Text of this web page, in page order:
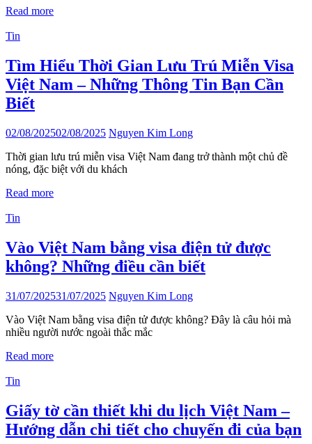
Read more
Tin
Tìm Hiểu Thời Gian Lưu Trú Miễn Visa
Việt Nam – Những Thông Tin Bạn Cần
Biết
02/08/202502/08/2025 Nguyen Kim Long
Thời gian lưu trú miễn visa Việt Nam đang trở thành một chủ đề
nóng, đặc biệt với du khách
Read more
Tin
Vào Việt Nam bằng visa điện tử được
không? Những điều cần biết
31/07/202531/07/2025 Nguyen Kim Long
Vào Việt Nam bằng visa điện tử được không? Đây là câu hỏi mà
nhiều người nước ngoài thắc mắc
Read more
Tin
Giấy tờ cần thiết khi du lịch Việt Nam –
Hướng dẫn chi tiết cho chuyến đi của bạn